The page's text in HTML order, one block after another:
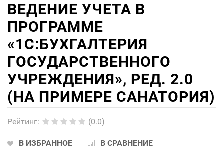
ВЕДЕНИЕ УЧЕТА В
ПРОГРАММЕ
«1С:БУХГАЛТЕРИЯ
ГОСУДАРСТВЕННОГО
УЧРЕЖДЕНИЯ», РЕД. 2.0
(НА ПРИМЕРЕ САНАТОРИЯ)
Рейтинг: (0.0)
В ИЗБРАННОЕ В СРАВНЕНИЕ